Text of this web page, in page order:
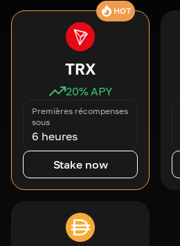
HOT
TRX
20% APY
Premières récompenses
sous
6 heures
Stake now